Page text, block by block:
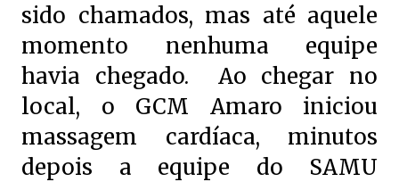
sido chamados, mas até aquele
momento nenhuma equipe
havia chegado. Ao chegar no
local, o GCM Amaro iniciou
massagem cardíaca, minutos
depois a equipe do SAMU